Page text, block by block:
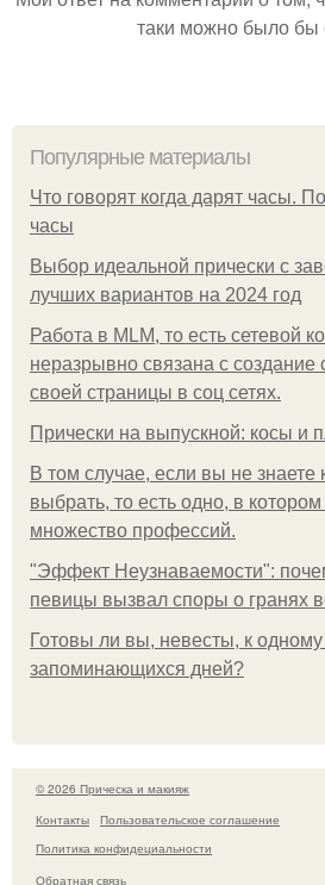
таки можно было бы
Популярные материалы
Что говорят когда дарят часы.
часы
Выбор идеальной прически с
лучших вариантов на 2024 год
Работа в MLM, то есть сетевой
неразрывно связана с создание
своей страницы в соц сетях.
Прически на выпускной: косы и
В том случае, если вы не знаете
выбрать, то есть одно, в
множество профессий.
"Эффект Неузнаваемости":
певицы вызвал споры о гранях
Готовы ли вы, невесты, к
запоминающихся дней?
© 2026 Прическа и макияж
Контакты
Пользовательское соглашение
Политика конфидециальности
Обратная связь